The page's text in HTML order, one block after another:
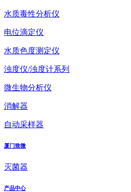
水质毒性分析仪
电位滴定仪
水质色度测定仪
浊度仪/浊度计系列
微生物分析仪
消解器
自动采样器
厦门致微
灭菌器
产品中心